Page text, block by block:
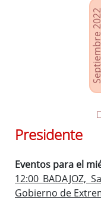
Agenda de Presidencia
Plenos provinciales
Oficina de Proyectos
Septiembre 2022
Presidente
Eventos para el
12:00 BADAJOZ,
Gobierno de